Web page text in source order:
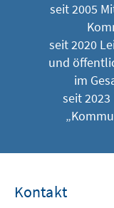
seit 2005
seit 2020
und
im
seit
Kontakt